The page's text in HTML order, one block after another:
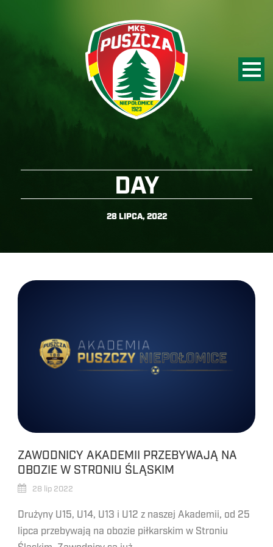
DAY
28 LIPCA, 2022
ZAWODNICY AKADEMII PRZEBYWAJĄ NA
OBOZIE W STRONIU ŚLĄSKIM
28 lip 2022
Drużyny U15, U14, U13 i U12 z naszej Akademii, od 25
lipca przebywają na obozie piłkarskim w Stroniu